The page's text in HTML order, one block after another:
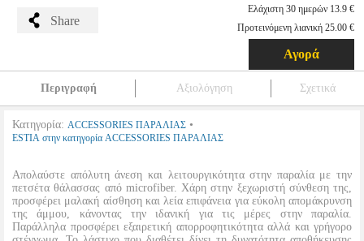
Share
Ελάχιστη 30 ημερών 13.9 €
Προτεινόμενη λιανική 25.00 €
Αγορά
Περιγραφή Αξιολόγηση Σχετικά
Κατηγορία: ACCESSORIES ΠΑΡΑΛΙΑΣ •
ESTIA στην κατηγορία ACCESSORIES ΠΑΡΑΛΙΑΣ
Απολαύστε απόλυτη άνεση και λειτουργικότητα στην παραλία με την
πετσέτα θάλασσας από microfiber. Χάρη στην ξεχωριστή σύνθεση της,
προσφέρει μαλακή αίσθηση και λεία επιφάνεια για εύκολη απομάκρυνση
της άμμου, κάνοντας την ιδανική για τις μέρες στην παραλία.
Παράλληλα προσφέρει εξαιρετική απορροφητικότητα αλλά και γρήγορο